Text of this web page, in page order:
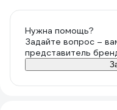
Нужна помощь?
Задайте вопрос –
представитель